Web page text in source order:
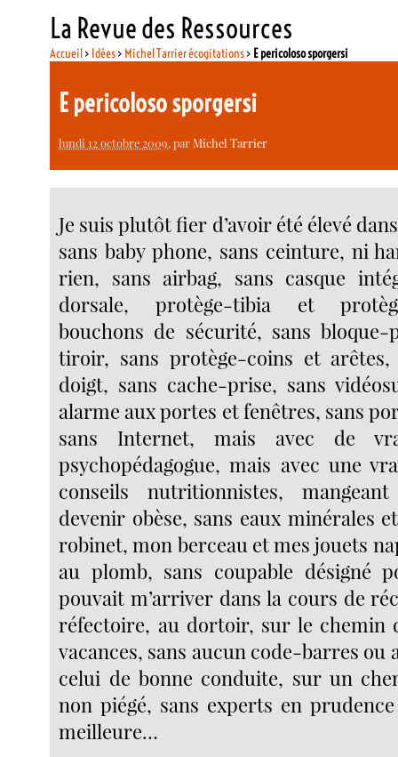
La Revue des Ressources
Accueil> Idées> Michel Tarrier écogitations> E pericoloso sporgersi
E pericoloso sporgersi
lundi 12 octobre 2009, parMichel Tarrier
Je suis plutôt fier d’avoir été élevé
sans baby phone, sans ceinture, ni
rien, sans airbag, sans casque
dorsale, protège-tibia et
bouchons de sécurité, sans
tiroir, sans protège-coins et
doigt, sans cache-prise, sans
alarme aux portes et fenêtres, sans
sans Internet, mais avec de
psychopédagogue, mais avec une
conseils nutritionnistes,
devenir obèse, sans eaux minérales
robinet, mon berceau et mes jouets
au plomb, sans coupable désigné
pouvait m’arriver dans la cours de
réfectoire, au dortoir, sur le chemin
vacances, sans aucun code-barres ou
celui de bonne conduite, sur un
non piégé, sans experts en
meilleure…